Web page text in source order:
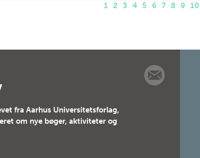
1 2 3 4 5 6 7 8 9 10
fra Aarhus Universitetsforlag,
om nye bøger, aktiviteter og